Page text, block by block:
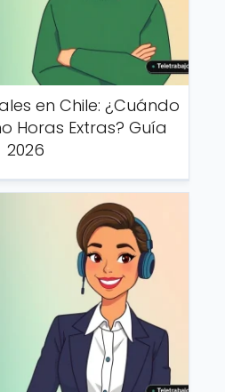
en Chile: ¿Cuándo
Horas Extras? Guía
2026